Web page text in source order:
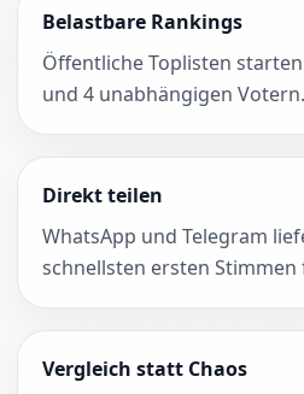
Belastbare Rankings
Öffentliche Toplisten
und 4 unabhängigen Votern.
Direkt teilen
WhatsApp und Telegram
schnellsten ersten Stimmen
Vergleich statt Chaos